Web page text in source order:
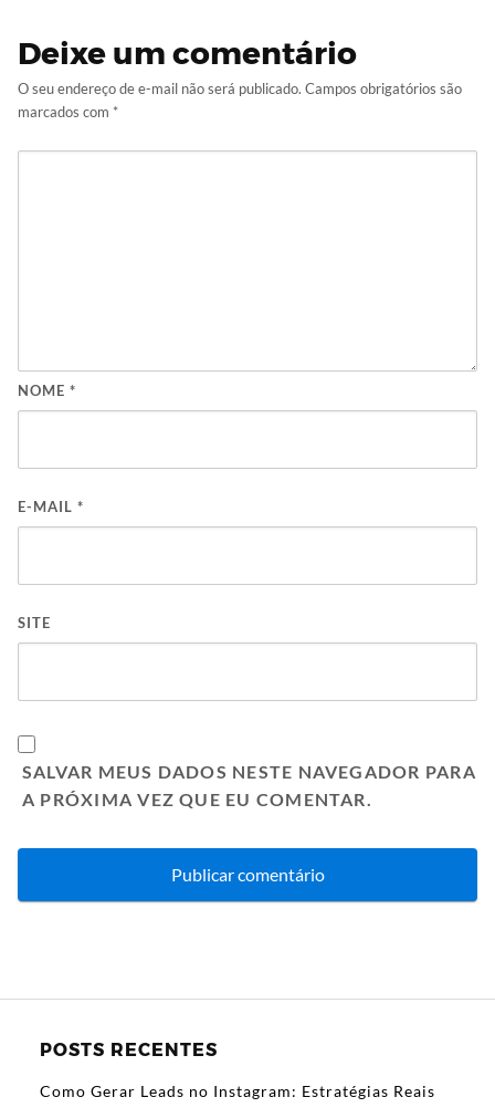
Deixe um comentário
O seu endereço de e-mail não será publicado. Campos obrigatórios são
marcados com *
NOME *
E-MAIL *
SITE
SALVAR MEUS DADOS NESTE NAVEGADOR PARA
A PRÓXIMA VEZ QUE EU COMENTAR.
POSTS RECENTES
Como Gerar Leads no Instagram: Estratégias Reais